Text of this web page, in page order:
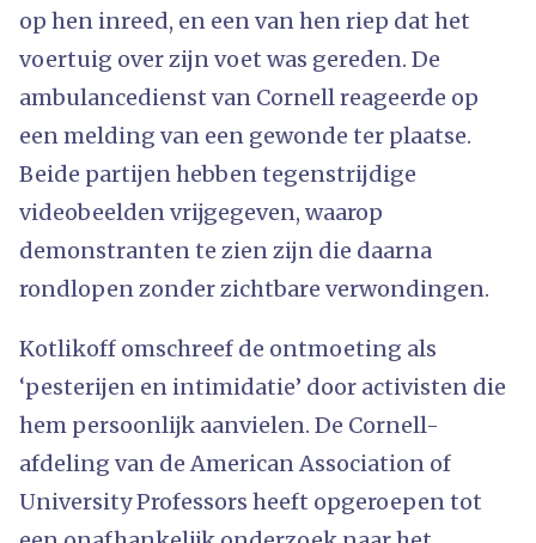
op hen inreed, en een van hen riep dat het
voertuig over zijn voet was gereden. De
ambulancedienst van Cornell reageerde op
een melding van een gewonde ter plaatse.
Beide partijen hebben tegenstrijdige
videobeelden vrijgegeven, waarop
demonstranten te zien zijn die daarna
rondlopen zonder zichtbare verwondingen.
Kotlikoff omschreef de ontmoeting als
‘pesterijen en intimidatie’ door activisten die
hem persoonlijk aanvielen. De Cornell-
afdeling van de American Association of
University Professors heeft opgeroepen tot